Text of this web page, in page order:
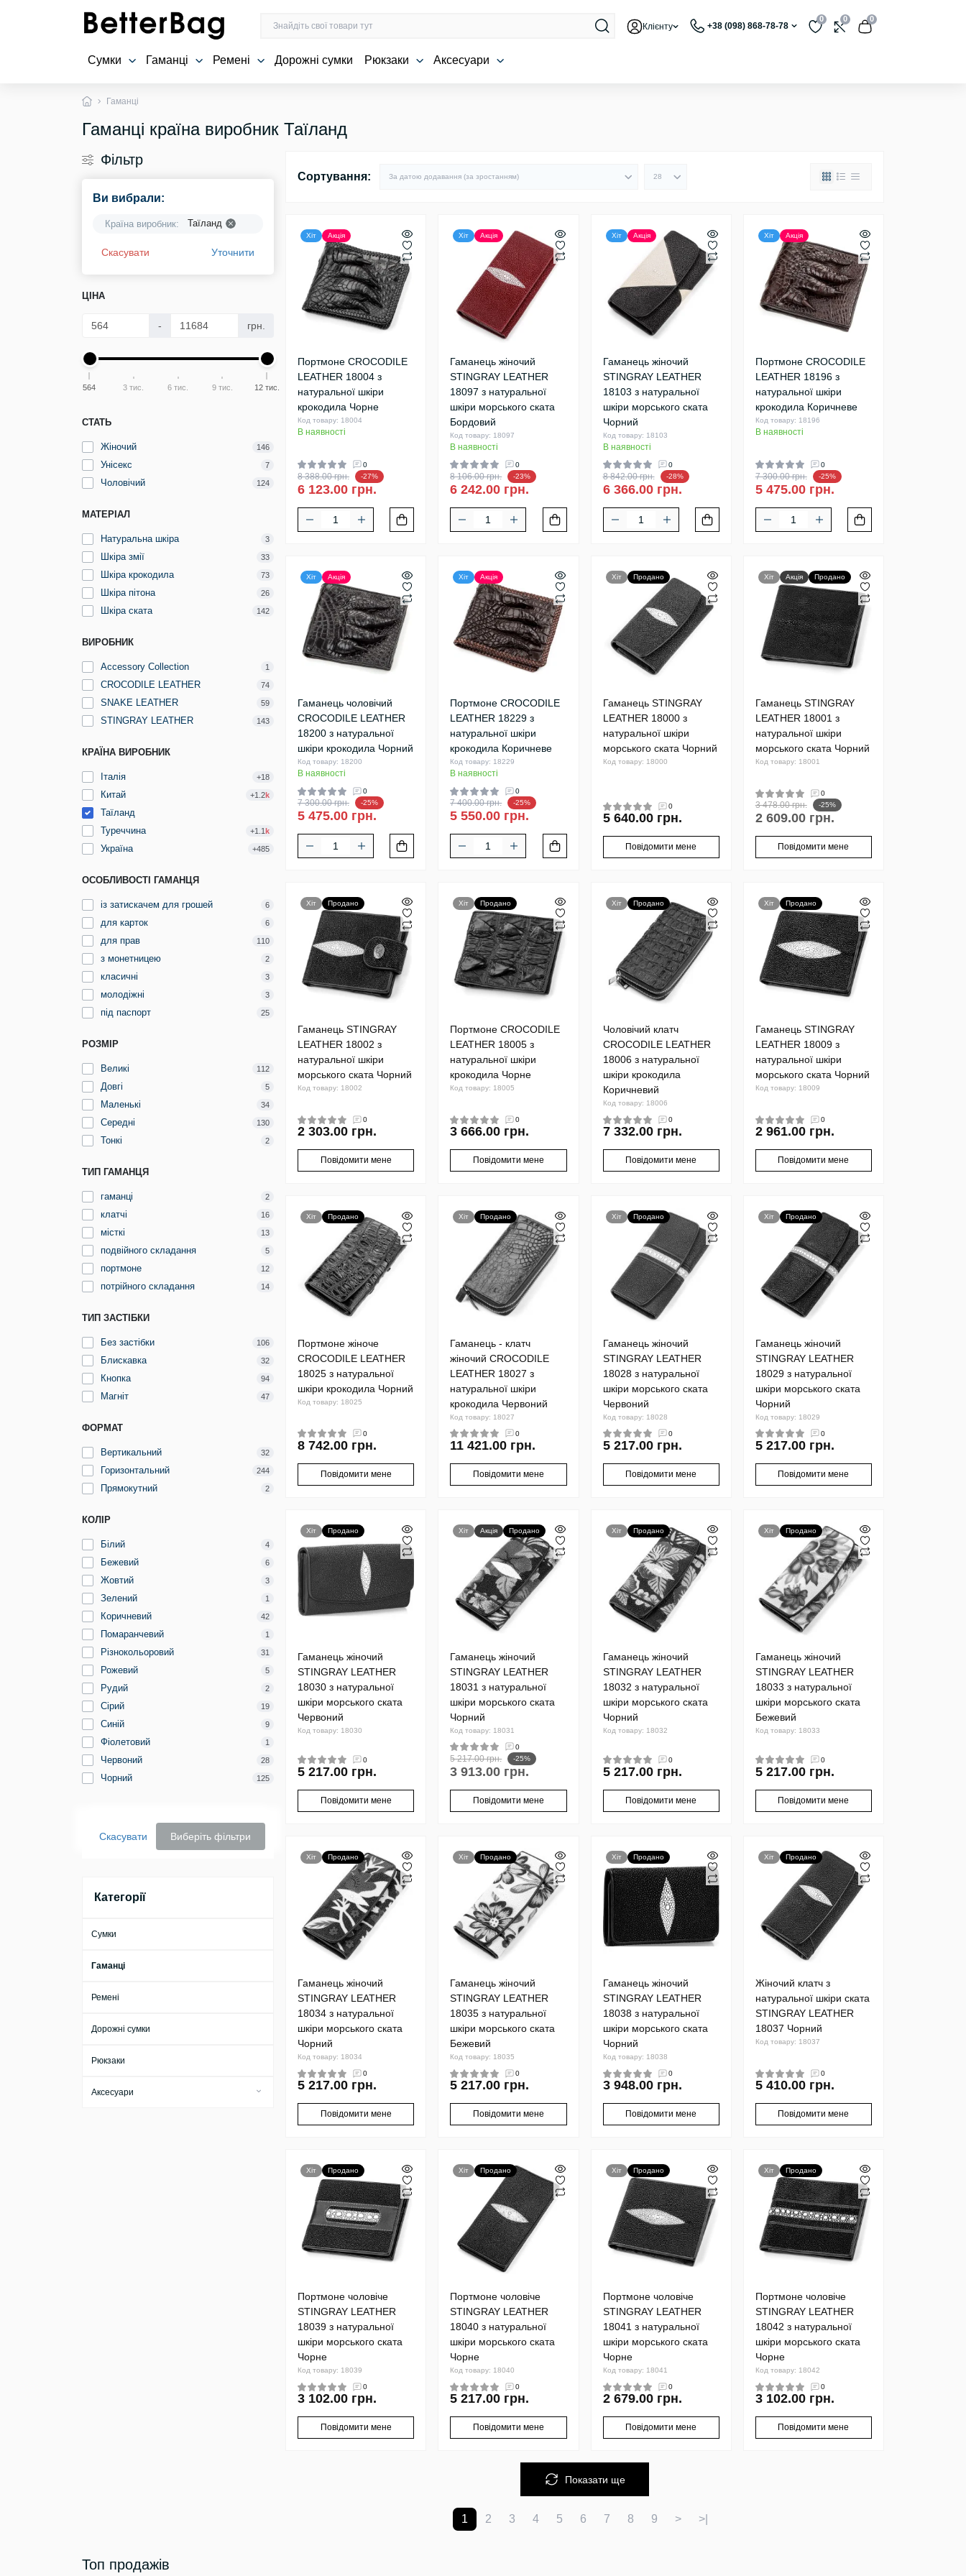
Клієнту +38 (098) 868-78-78
0 0 0
Сумки Гаманці Ремені Дорожні сумки Рюкзаки Аксесуари
Гаманці
Гаманці країна виробник Таїланд
Фільтр
Ви вибрали:
Країна виробник: Таїланд
Скасувати Уточнити
ЦІНА
- грн.
564 3 тис. 6 тис. 9 тис. 12 тис.
СТАТЬ
Жіночий 146
Унісекс 7
Чоловічий 124
МАТЕРІАЛ
Натуральна шкіра 3
Шкіра змії 33
Шкіра крокодила 73
Шкіра пітона 26
Шкіра ската 142
ВИРОБНИК
Accessory Collection 1
CROCODILE LEATHER 74
SNAKE LEATHER 59
STINGRAY LEATHER 143
КРАЇНА ВИРОБНИК
Італія +18
Китай +1.2k
Таїланд
Туреччина
+1.1k
Україна +485
ОСОБЛИВОСТІ ГАМАНЦЯ
із затискачем для грошей 6
для карток 6
для прав 110
з монетницею 2
класичні 3
молодіжні 3
під паспорт 25
РОЗМІР
Великі 112
Довгі 5
Маленькі 34
Середні 130
Тонкі 2
ТИП ГАМАНЦЯ
гаманці 2
клатчі 16
місткі 13
подвійного складання 5
портмоне 12
потрійного складання 14
ТИП ЗАСТІБКИ
Без застібки 106
Блискавка 32
Кнопка 94
Магніт 47
ФОРМАТ
Вертикальний 32
Горизонтальний 244
Прямокутний 2
КОЛІР
Білий 4
Бежевий 6
Жовтий 3
Зелений 1
Коричневий 42
Помаранчевий 1
Різнокольоровий 31
Рожевий 5
Рудий 2
Сірий 19
Синій 9
Фіолетовий 1
Червоний 28
Чорний 125
Скасувати Виберіть фільтри
Категорії
Сумки
Гаманці
Ремені
Дорожні сумки
Рюкзаки
Аксесуари
Сортування:
Хіт Акція
Портмоне CROCODILE
LEATHER 18004 з
натуральної шкіри
крокодила Чорне
Код товару: 18004
В наявності
0
8 388.00 грн. -27%
6 123.00 грн.
Хіт Акція
Гаманець жіночий
STINGRAY LEATHER
18097 з натуральної
шкіри морського ската
Бордовий
Код товару: 18097
В наявності
0
8 106.00 грн. -23%
6 242.00 грн.
Хіт Акція
Гаманець жіночий
STINGRAY LEATHER
18103 з натуральної
шкіри морського ската
Чорний
Код товару: 18103
В наявності
0
8 842.00 грн. -28%
6 366.00 грн.
Хіт Акція
Портмоне CROCODILE
LEATHER 18196 з
натуральної шкіри
крокодила Коричневе
Код товару: 18196
В наявності
0
7 300.00 грн. -25%
5 475.00 грн.
Хіт Акція
Гаманець чоловічий
CROCODILE LEATHER
18200 з натуральної
шкіри крокодила Чорний
Код товару: 18200
В наявності
0
7 300.00 грн. -25%
5 475.00 грн.
Хіт Акція
Портмоне CROCODILE
LEATHER 18229 з
натуральної шкіри
крокодила Коричневе
Код товару: 18229
В наявності
0
7 400.00 грн. -25%
5 550.00 грн.
Хіт Продано
Гаманець STINGRAY
LEATHER 18000 з
натуральної шкіри
морського ската Чорний
Код товару: 18000
0
5 640.00 грн.
Повідомити мене
Хіт Акція Продано
Гаманець STINGRAY
LEATHER 18001 з
натуральної шкіри
морського ската Чорний
Код товару: 18001
0
3 478.00 грн. -25%
2 609.00 грн.
Повідомити мене
Хіт Продано
Гаманець STINGRAY
LEATHER 18002 з
натуральної шкіри
морського ската Чорний
Код товару: 18002
0
2 303.00 грн.
Повідомити мене
Хіт Продано
Портмоне CROCODILE
LEATHER 18005 з
натуральної шкіри
крокодила Чорне
Код товару: 18005
0
3 666.00 грн.
Повідомити мене
Хіт Продано
Чоловічий клатч
CROCODILE LEATHER
18006 з натуральної
шкіри крокодила
Коричневий
Код товару: 18006
0
7 332.00 грн.
Повідомити мене
Хіт Продано
Гаманець STINGRAY
LEATHER 18009 з
натуральної шкіри
морського ската Чорний
Код товару: 18009
0
2 961.00 грн.
Повідомити мене
Хіт Продано
Портмоне жіноче
CROCODILE LEATHER
18025 з натуральної
шкіри крокодила Чорний
Код товару: 18025
0
8 742.00 грн.
Повідомити мене
Хіт Продано
Гаманець - клатч
жіночий CROCODILE
LEATHER 18027 з
натуральної шкіри
крокодила Червоний
Код товару: 18027
0
11 421.00 грн.
Повідомити мене
Хіт Продано
Гаманець жіночий
STINGRAY LEATHER
18028 з натуральної
шкіри морського ската
Червоний
Код товару: 18028
0
5 217.00 грн.
Повідомити мене
Хіт Продано
Гаманець жіночий
STINGRAY LEATHER
18029 з натуральної
шкіри морського ската
Чорний
Код товару: 18029
0
5 217.00 грн.
Повідомити мене
Хіт Продано
Гаманець жіночий
STINGRAY LEATHER
18030 з натуральної
шкіри морського ската
Червоний
Код товару: 18030
0
5 217.00 грн.
Повідомити мене
Хіт Акція Продано
Гаманець жіночий
STINGRAY LEATHER
18031 з натуральної
шкіри морського ската
Чорний
Код товару: 18031
0
5 217.00 грн. -25%
3 913.00 грн.
Повідомити мене
Хіт Продано
Гаманець жіночий
STINGRAY LEATHER
18032 з натуральної
шкіри морського ската
Чорний
Код товару: 18032
0
5 217.00 грн.
Повідомити мене
Хіт Продано
Гаманець жіночий
STINGRAY LEATHER
18033 з натуральної
шкіри морського ската
Бежевий
Код товару: 18033
0
5 217.00 грн.
Повідомити мене
Хіт Продано
Гаманець жіночий
STINGRAY LEATHER
18034 з натуральної
шкіри морського ската
Чорний
Код товару: 18034
0
5 217.00 грн.
Повідомити мене
Хіт Продано
Гаманець жіночий
STINGRAY LEATHER
18035 з натуральної
шкіри морського ската
Бежевий
Код товару: 18035
0
5 217.00 грн.
Повідомити мене
Хіт Продано
Гаманець жіночий
STINGRAY LEATHER
18038 з натуральної
шкіри морського ската
Чорний
Код товару: 18038
0
3 948.00 грн.
Повідомити мене
Хіт Продано
Жіночий клатч з
натуральної шкіри ската
STINGRAY LEATHER
18037 Чорний
Код товару: 18037
0
5 410.00 грн.
Повідомити мене
Хіт Продано
Портмоне чоловіче
STINGRAY LEATHER
18039 з натуральної
шкіри морського ската
Чорне
Код товару: 18039
0
3 102.00 грн.
Повідомити мене
Хіт Продано
Портмоне чоловіче
STINGRAY LEATHER
18040 з натуральної
шкіри морського ската
Чорне
Код товару: 18040
0
5 217.00 грн.
Повідомити мене
Хіт Продано
Портмоне чоловіче
STINGRAY LEATHER
18041 з натуральної
шкіри морського ската
Чорне
Код товару: 18041
0
2 679.00 грн.
Повідомити мене
Хіт Продано
Портмоне чоловіче
STINGRAY LEATHER
18042 з натуральної
шкіри морського ската
Чорне
Код товару: 18042
0
3 102.00 грн.
Повідомити мене
Показати ще
1 2 3 4 5 6 7 8 9 > >|
Топ продажів